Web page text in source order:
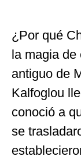
¿Por qué
la magia de
antiguo de
Kalfoglou
conoció a
se